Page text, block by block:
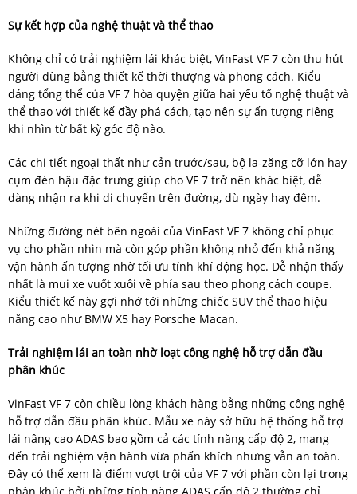
Sự kết hợp của nghệ thuật và thể thao
Không chỉ có trải nghiệm lái khác biệt, VinFast VF 7 còn thu hút
người dùng bằng thiết kế thời thượng và phong cách. Kiểu
dáng tổng thể của VF 7 hòa quyện giữa hai yếu tố nghệ thuật và
thể thao với thiết kế đầy phá cách, tạo nên sự ấn tượng riêng
khi nhìn từ bất kỳ góc độ nào.
Các chi tiết ngoại thất như cản trước/sau, bộ la-zăng cỡ lớn hay
cụm đèn hậu đặc trưng giúp cho VF 7 trở nên khác biệt, dễ
dàng nhận ra khi di chuyển trên đường, dù ngày hay đêm.
Những đường nét bên ngoài của VinFast VF 7 không chỉ phục
vụ cho phần nhìn mà còn góp phần không nhỏ đến khả năng
vận hành ấn tượng nhờ tối ưu tính khí động học. Dễ nhận thấy
nhất là mui xe vuốt xuôi về phía sau theo phong cách coupe.
Kiểu thiết kế này gợi nhớ tới những chiếc SUV thể thao hiệu
năng cao như BMW X5 hay Porsche Macan.
Trải nghiệm lái an toàn nhờ loạt công nghệ hỗ trợ dẫn đầu
phân khúc
VinFast VF 7 còn chiều lòng khách hàng bằng những công nghệ
hỗ trợ dẫn đầu phân khúc. Mẫu xe này sở hữu hệ thống hỗ trợ
lái nâng cao ADAS bao gồm cả các tính năng cấp độ 2, mang
đến trải nghiệm vận hành vừa phấn khích nhưng vẫn an toàn.
Đây có thể xem là điểm vượt trội của VF 7 với phần còn lại trong